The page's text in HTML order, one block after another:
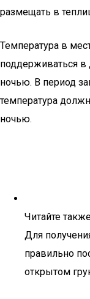
размещать в
Температура в
поддерживаться в
ночью. В период
температура
ночью.
Читайте
Для
правильно
открытом